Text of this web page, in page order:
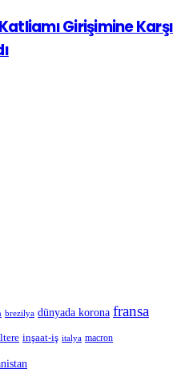
Girişimine Karşı
brezilya dünyada korona fransa
inşaat-iş italya macron